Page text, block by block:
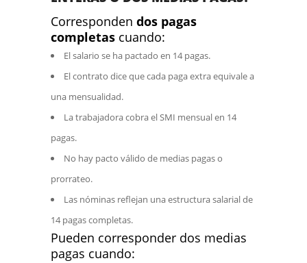
Corresponden dos pagas
completas cuando:
El salario se ha pactado en 14 pagas.
El contrato dice que cada paga extra equivale a
una mensualidad.
La trabajadora cobra el SMI mensual en 14
pagas.
No hay pacto válido de medias pagas o
prorrateo.
Las nóminas reflejan una estructura salarial de
14 pagas completas.
Pueden corresponder dos medias
pagas cuando: